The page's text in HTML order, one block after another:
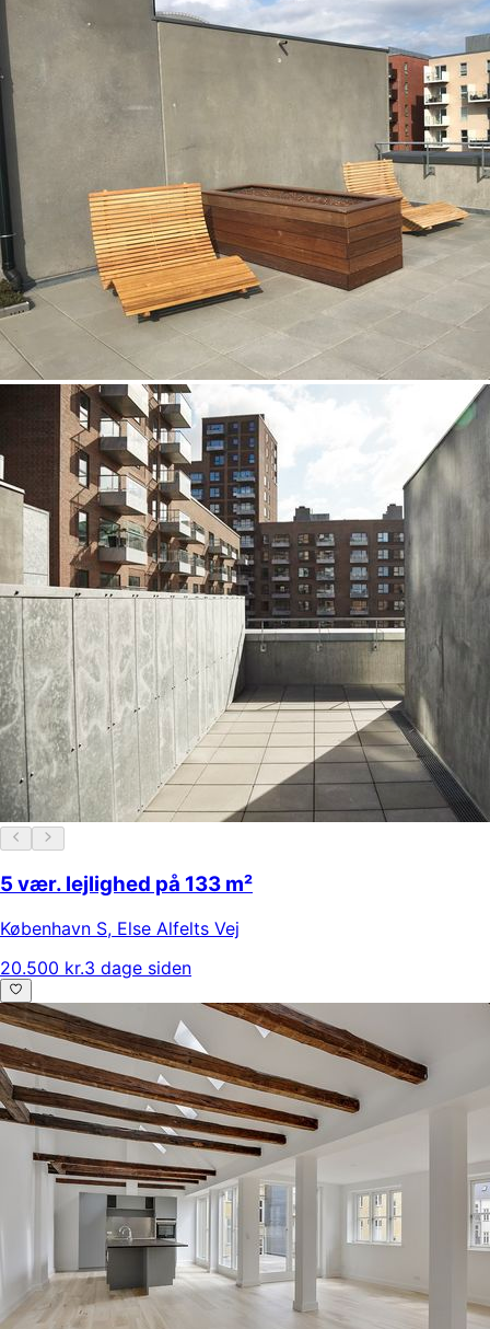
5 vær. lejlighed på 133 m²
København S, Else Alfelts Vej
20.500 kr.3 dage siden